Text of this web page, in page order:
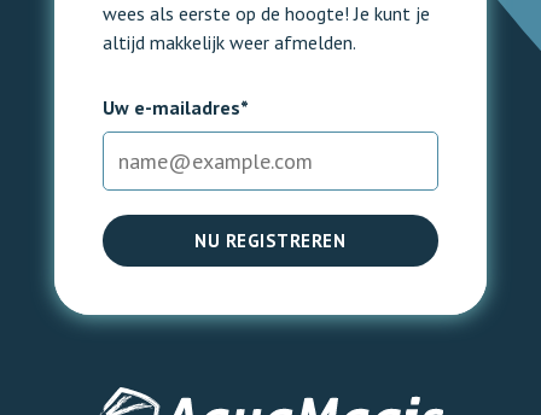
wees als eerste op de hoogte! Je kunt je
altijd makkelijk weer afmelden.
Uw e-mailadres*
NU REGISTREREN